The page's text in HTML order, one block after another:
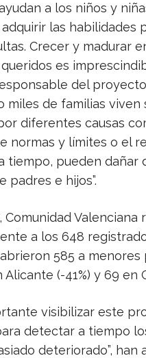
a los niños y
las habilidades
Crecer y madurar
es
del
miles de familias
diferentes causas
normas y límites o el
tiempo, pueden dañar
padres e hijos”.
Comunidad
a los 648
585 a
Alicante (-41%) y 69 en
visibilizar este
detectar a tiempo
deteriorado”,